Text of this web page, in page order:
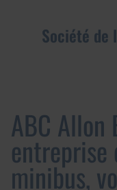
Société de
ABC Allon
entreprise
minibus,